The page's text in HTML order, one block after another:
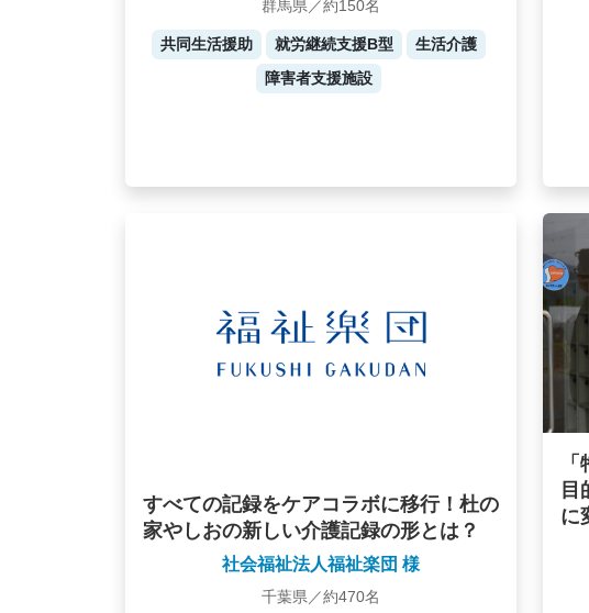
群馬県／約150名
共同生活援助 就労継続支援B型
生活介護
障害者支援施設
すべての記録をケアコラボに移行！杜の
家やしおの新しい介護記録の形とは？
社会福祉法人福祉楽団 様
千葉県／約470名
目
に